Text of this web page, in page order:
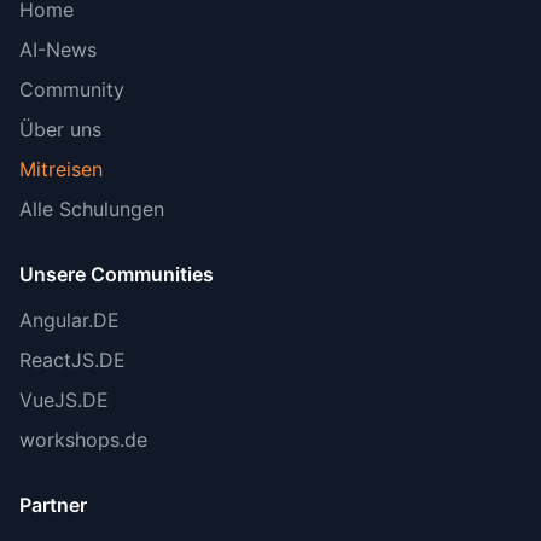
continue-as-new
ROI-Zahlen entschärft
~4108):
Unbestätigte Prozentzahlen (80%, 65%, 40%,
30%) entfernt
Durch qualitative Aussagen ersetzt
Community-Referenz korrigiert
✅ “GitHub Community (14.2k+ Stars)“
Verifizierte Fakten:
Home
AI-News
Community
Über uns
Mitreisen
Alle Schulungen
Unsere Communities
Angular.DE
ReactJS.DE
VueJS.DE
workshops.de
Partner